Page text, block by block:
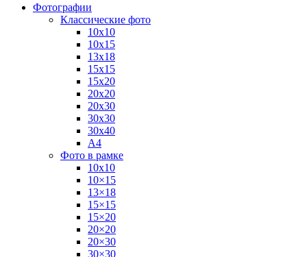
Фотографии
Классические фото
10х10
10х15
13х18
15х15
15х20
20х20
20х30
30х30
30х40
А4
Фото в рамке
10х10
10×15
13×18
15×15
15×20
20×20
20×30
30×30